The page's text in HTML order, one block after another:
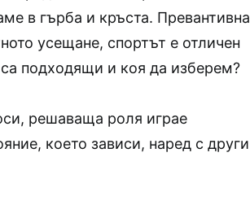
в гърба и кръста. Превантивна
усещане, спортът е отличен
подходящи и коя да изберем?
решаваща роля играе
което зависи, наред с други